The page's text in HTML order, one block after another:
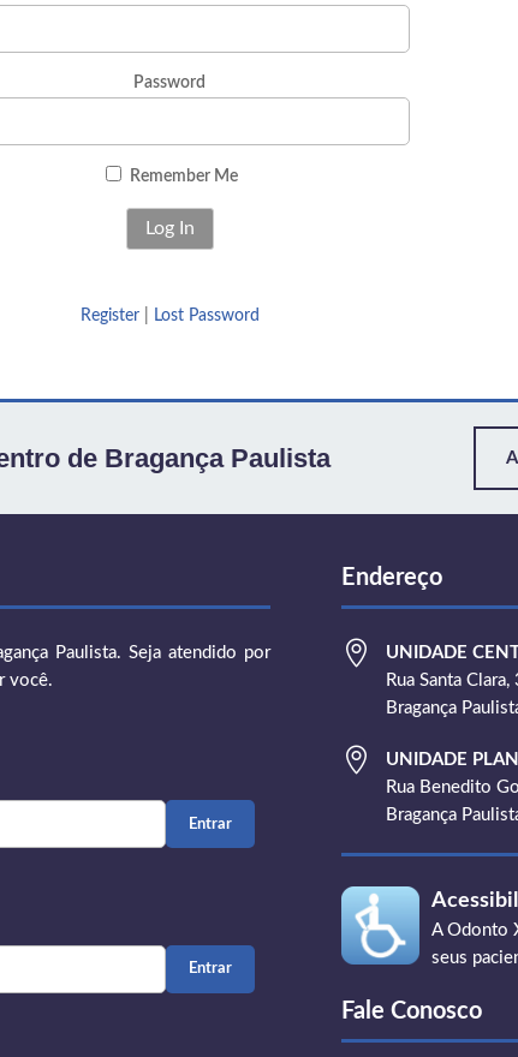
Password
Remember Me
Register| Lost Password
de Bragança Paulista
Paulista. Seja atendido por
você.
Endereço

UNIDADE
Rua Santa
Bragança

UNIDADE
Rua Benedito
Bragança
A Odonto
seus
Fale Conosco